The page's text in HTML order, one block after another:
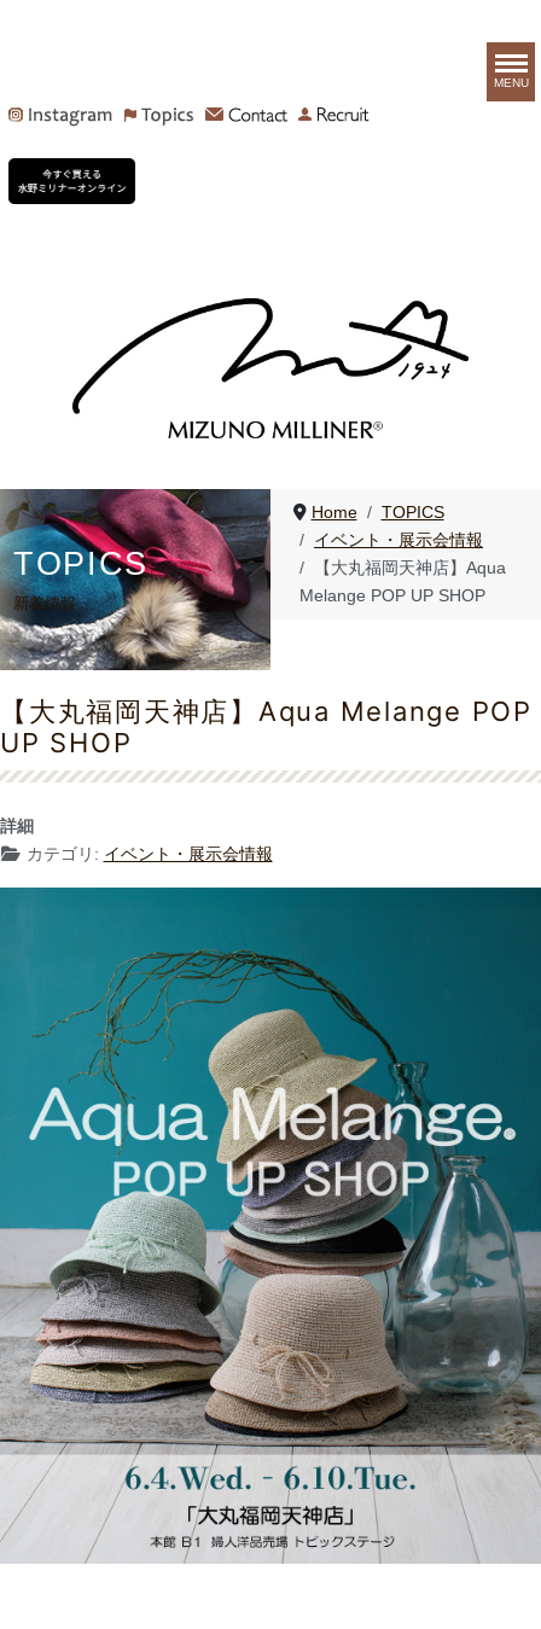
TOPICS
新着情報
Home
TOPICS
イベント・展示会情報
【大丸福岡天神店】Aqua
Melange POP UP SHOP
【大丸福岡天神店】Aqua Melange POP
UP SHOP
詳細
カテゴリ: イベント・展示会情報
MENU